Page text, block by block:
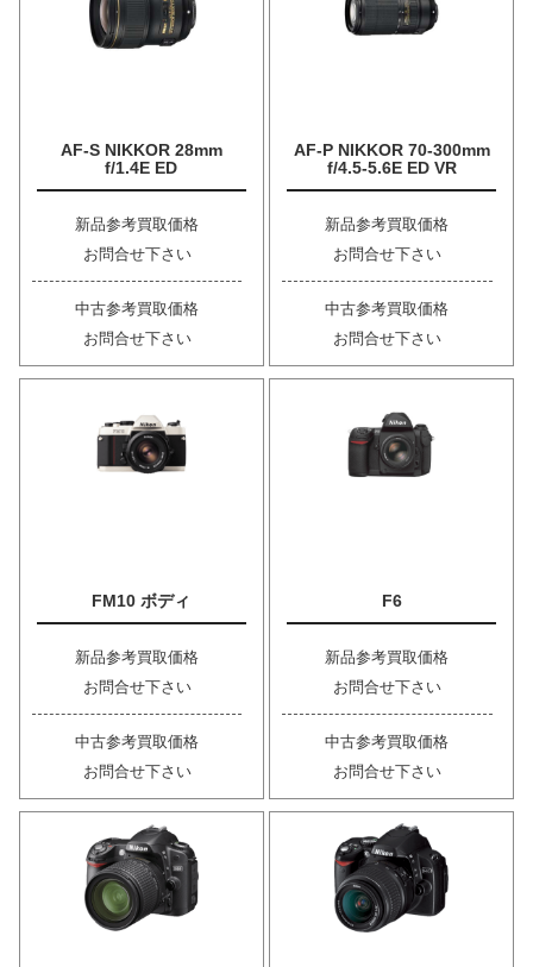
AF-S NIKKOR 28mm
f/1.4E ED
新品参考買取価格
お問合せ下さい
中古参考買取価格
お問合せ下さい
AF-P NIKKOR 70-300mm
f/4.5-5.6E ED VR
新品参考買取価格
お問合せ下さい
中古参考買取価格
お問合せ下さい
FM10 ボディ
新品参考買取価格
お問合せ下さい
中古参考買取価格
お問合せ下さい
F6
新品参考買取価格
お問合せ下さい
中古参考買取価格
お問合せ下さい